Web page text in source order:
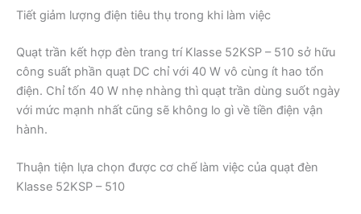
Tiết giảm lượng điện tiêu thụ trong khi làm việc
Quạt trần kết hợp đèn trang trí Klasse 52KSP – 510 sở hữu
công suất phần quạt DC chỉ với 40 W vô cùng ít hao tổn
điện. Chỉ tốn 40 W nhẹ nhàng thì quạt trần dùng suốt ngày
với mức mạnh nhất cũng sẽ không lo gì về tiền điện vận
hành.
Thuận tiện lựa chọn được cơ chế làm việc của quạt đèn
Klasse 52KSP – 510